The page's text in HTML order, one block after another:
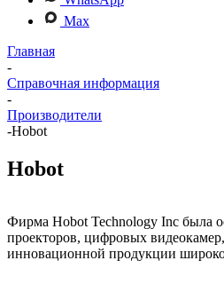
Max
Главная
-
Справочная информация
-
Производители
-Hobot
Hobot
Фирма Hobot Technology Inc была
проекторов, цифровых
инновационной продукции